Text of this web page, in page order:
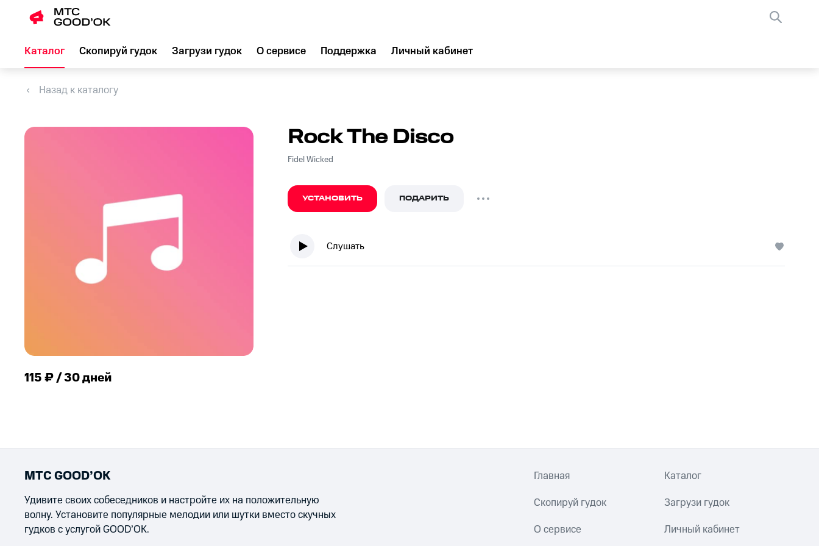
Каталог Скопируй гудок Загрузи гудок О сервисе Поддержка Личный кабинет
Назад к каталогу
115 ₽ / 30 дней
Rock The Disco
Fidel Wicked
УСТАНОВИТЬ ПОДАРИТЬ
Слушать
МТС GOOD’OK
Удивите своих собеседников и настройте их на положительную
волну. Установите популярные мелодии или шутки вместо скучных
гудков с услугой GOOD’OK.
Главная Каталог
Скопируй гудок Загрузи гудок
О сервисе Личный кабинет